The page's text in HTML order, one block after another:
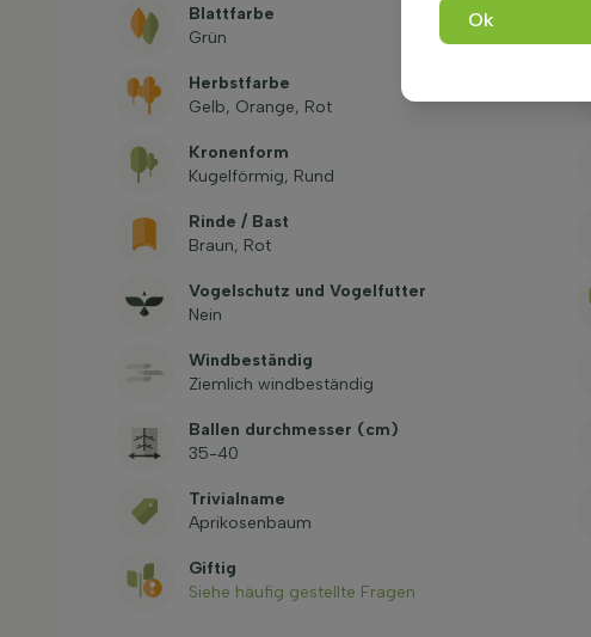
Blattfarbe
Grün
Herbstfarbe
Gelb, Orange, Rot
Kronenform
Kugelförmig, Rund
Rinde / Bast
Braun, Rot
Vogelschutz und Vogelfutter
Nein
Windbeständig
Ziemlich windbeständig
Ballen durchmesser (cm)
35-40
Trivialname
Aprikosenbaum
Giftig
Siehe häufig gestellte Fragen
Ok